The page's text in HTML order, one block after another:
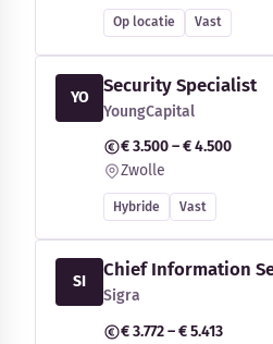
Op locatie Vast
YO
Security Specialist
YoungCapital
€ 3.500 – € 4.500
Zwolle
Hybride Vast
SI
Chief Information
Sigra
€ 3.772 – € 5.413